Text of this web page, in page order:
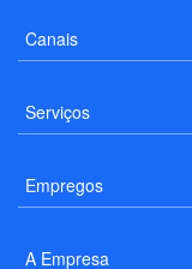
Canais
Serviços
Empregos
A Empresa